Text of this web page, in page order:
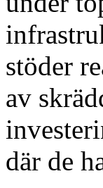
stöder
av
där de